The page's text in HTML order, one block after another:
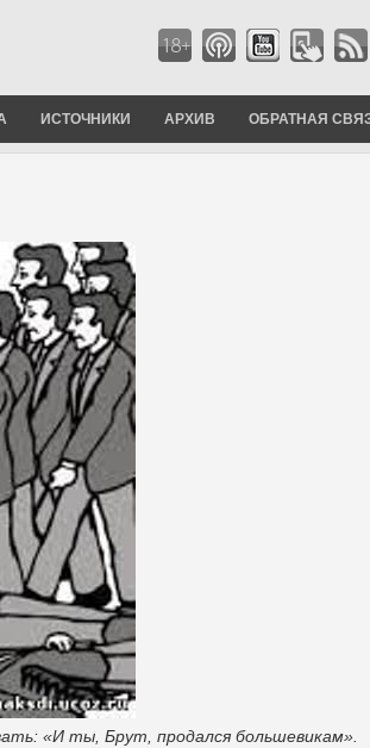
ИСТОЧНИКИ АРХИВ ОБРАТНАЯ
«И ты, Брут, продался большевикам».